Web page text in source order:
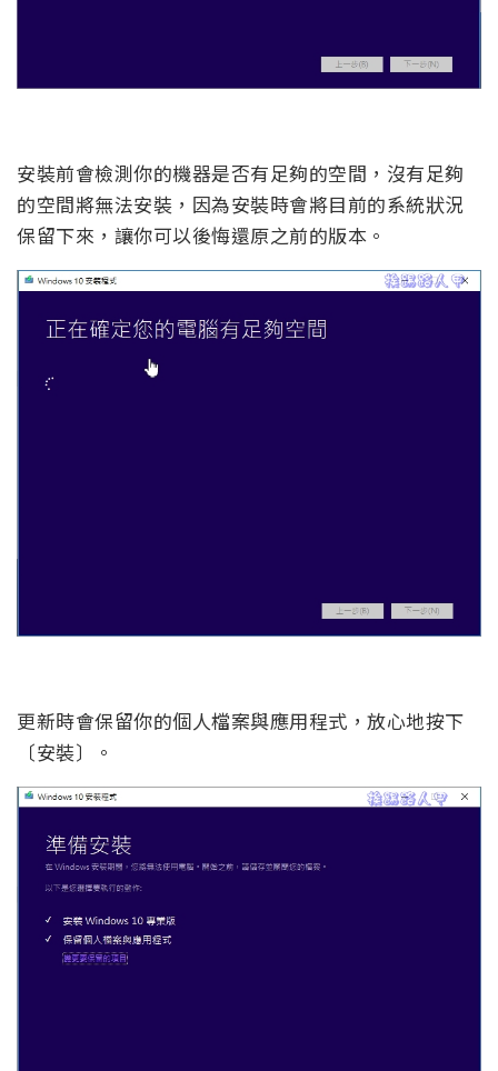
安裝前會檢測你的機器是否有足夠的空間，沒有足夠
的空間將無法安裝，因為安裝時會將目前的系統狀況
保留下來，讓你可以後悔還原之前的版本。
更新時會保留你的個人檔案與應用程式，放心地按下
〔安裝〕。